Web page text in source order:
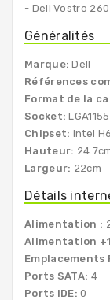
- Dell Vostro
Généralités
Marque: Dell
Références
Format de la
Socket: LGA1155
Chipset: Intel
Hauteur:
Largeur: 22cm
Détails
Alimentation :
Alimentation
Emplacements
Ports SATA: 4
Ports IDE: 0